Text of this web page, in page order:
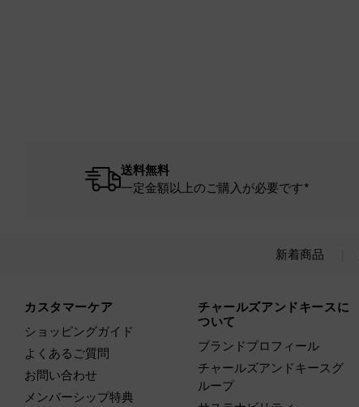
送料無料
一定金額以上のご購入が必要です*
新着商品
カスタマーケア
ショッピングガイド
よくあるご質問
お問い合わせ
メンバーシップ特典
チャールズアンドキースに
ついて
ブランドプロフィール
チャールズアンドキースグ
ループ